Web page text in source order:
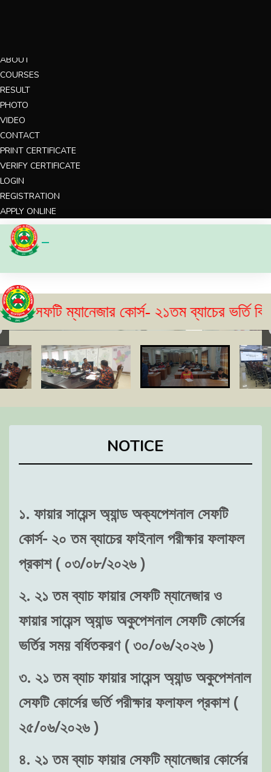
ABOUT
COURSES
RESULT
PHOTO
VIDEO
CONTACT
PRINT CERTIFICATE
VERIFY CERTIFICATE
LOGIN
REGISTRATION
APPLY ONLINE
কোর্স- ২১তম ব্যাচের ভর্তি বিজ্ঞপ্তি
NOTICE
১. ফায়ার সায়েন্স অ্যান্ড অক্যপেশনাল সেফটি
কোর্স- ২০ তম ব্যাচের ফাইনাল পরীক্ষার ফলাফল
প্রকাশ ( ০৩/০৮/২০২৬ )
২. ২১ তম ব্যাচ ফায়ার সেফটি ম্যানেজার ও
ফায়ার সায়েন্স অ্যান্ড অকুপেশনাল সেফটি কোর্সের
ভর্তির সময় বর্ধিতকরণ ( ৩০/০৬/২০২৬ )
৩. ২১ তম ব্যাচ ফায়ার সায়েন্স অ্যান্ড অকুপেশনাল
সেফটি কোর্সের ভর্তি পরীক্ষার ফলাফল প্রকাশ (
২৫/০৬/২০২৬ )
৪. ২১ তম ব্যাচ ফায়ার সেফটি ম্যানেজার কোর্সের